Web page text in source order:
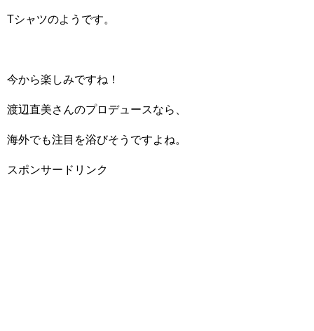
Tシャツのようです。
今から楽しみですね！
渡辺直美さんのプロデュースなら、
海外でも注目を浴びそうですよね。
スポンサードリンク